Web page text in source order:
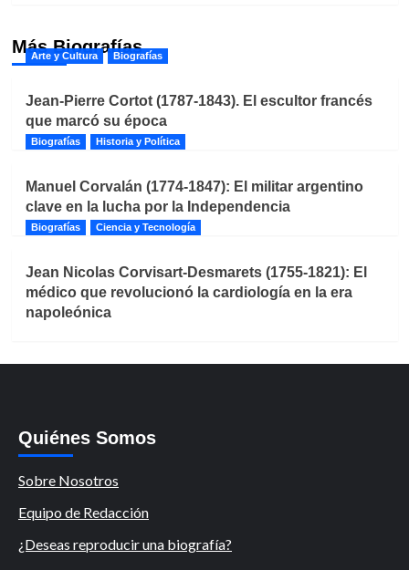
Más Biografías
Arte y Cultura Biografías
Jean-Pierre Cortot (1787-1843). El escultor francés
que marcó su época
Biografías Historia y Política
Manuel Corvalán (1774-1847): El militar argentino
clave en la lucha por la Independencia
Biografías Ciencia y Tecnología
Jean Nicolas Corvisart-Desmarets (1755-1821): El
médico que revolucionó la cardiología en la era
napoleónica
Quiénes Somos
Sobre Nosotros
Equipo de Redacción
¿Deseas reproducir una biografía?